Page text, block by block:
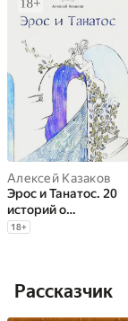
Алексей Казаков
Эрос и Танатос. 20
историй о
переплетениях
18+
Рассказчик